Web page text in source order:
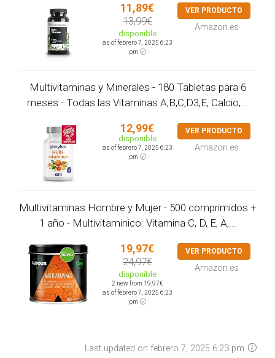
11,89€
13,99€
disponible
as of febrero 7, 2025 6:23
pm
VER PRODUCTO
Amazon.es
Multivitaminas y Minerales - 180 Tabletas para 6
meses - Todas las Vitaminas A,B,C,D3,E, Calcio,...
12,99€
disponible
as of febrero 7, 2025 6:23
pm
VER PRODUCTO
Amazon.es
Multivitaminas Hombre y Mujer - 500 comprimidos +
1 año - Multivitaminico: Vitamina C, D, E, A,...
19,97€
24,97€
disponible
2 new from 19,97€
as of febrero 7, 2025 6:23
pm
VER PRODUCTO
Amazon.es
Last updated on febrero 7, 2025 6:23 pm